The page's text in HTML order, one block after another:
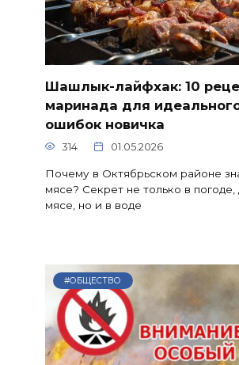
Шашлык-лайфхак: 10
маринада для
ошибок новичка
314 01.05.2026
Почему в Октябрьском районе
мясе? Секрет не только в
мясе, но и в воде
#ОБЩЕСТВО